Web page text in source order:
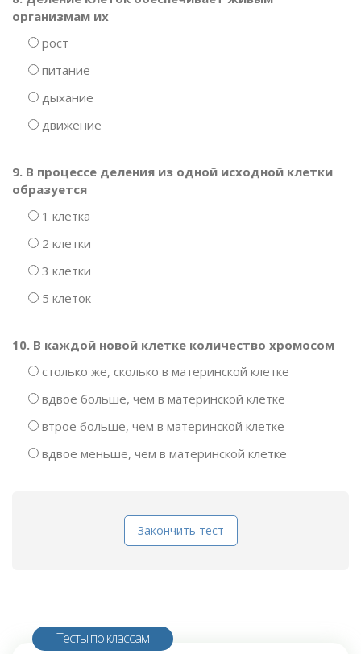
организмам их
рост
питание
дыхание
движение
9. В процессе деления из одной исходной клетки
образуется
1 клетка
2 клетки
3 клетки
5 клеток
10. В каждой новой клетке количество хромосом
столько же, сколько в материнской клетке
вдвое больше, чем в материнской клетке
втрое больше, чем в материнской клетке
вдвое меньше, чем в материнской клетке
Закончить тест
Тесты по классам